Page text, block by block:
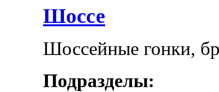
Шоссе
Шоссейные гонки,
Подразделы: